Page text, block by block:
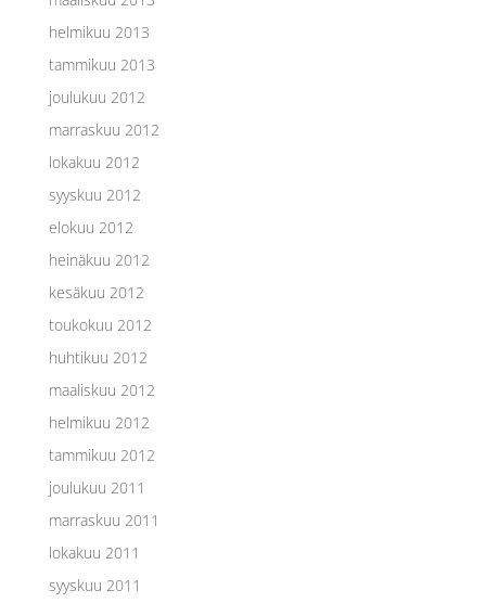
helmikuu 2013
tammikuu 2013
joulukuu 2012
marraskuu 2012
lokakuu 2012
syyskuu 2012
elokuu 2012
heinäkuu 2012
kesäkuu 2012
toukokuu 2012
huhtikuu 2012
maaliskuu 2012
helmikuu 2012
tammikuu 2012
joulukuu 2011
marraskuu 2011
lokakuu 2011
syyskuu 2011